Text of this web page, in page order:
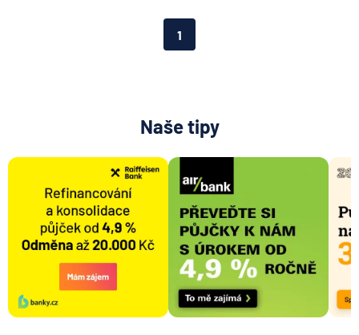
Hasičská vzájemná pojišťovna
HDI Versicherung AG
HSBC Bank plc - pobočka Praha
ING Bank N. V.
J&T BANKA
KB Penzijní společnost
Komerční banka
Komerční pojišťovna
Kooperativa pojišťovna
1
Naše tipy